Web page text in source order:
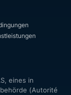
eines in
(Autorité